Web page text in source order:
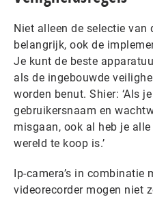
Niet alleen de selectie
belangrijk, ook de
Je kunt de beste
als de ingebouwde
worden benut. Shier: ‘Als
gebruikersnaam en
misgaan, ook al heb je
wereld te koop is.’
Ip-camera’s in combinatie
videorecorder mogen niet